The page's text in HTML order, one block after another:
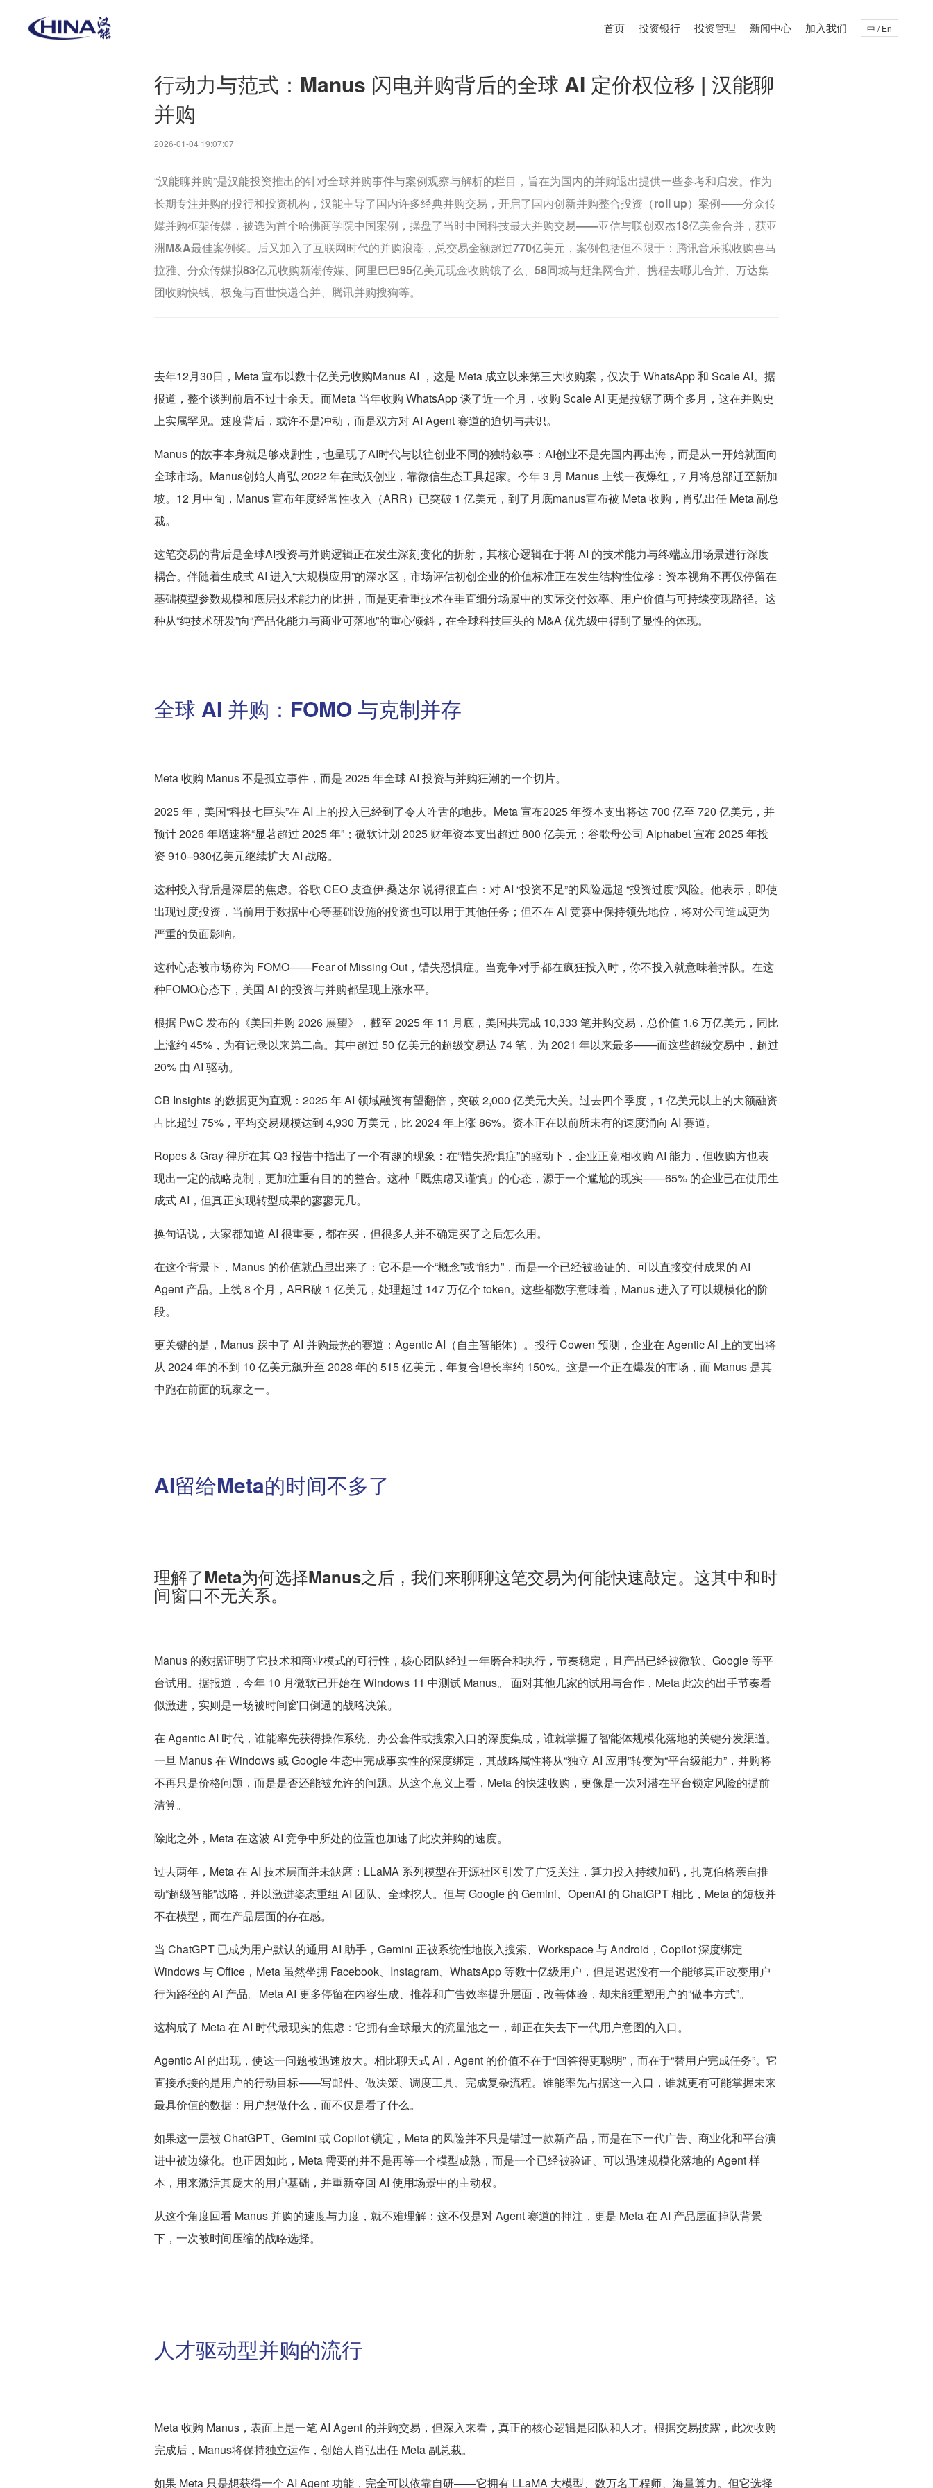
首页 投资银行 投资管理 新闻中心 加入我们 中 / En
行动力与范式：Manus 闪电并购背后的全球 AI 定价权位移 | 汉能聊
并购
2026-01-04 19:07:07
“汉能聊并购”是汉能投资推出的针对全球并购事件与案例观察与解析的栏目，旨在为国内的并购退出提供一些参考和启发。作为
长期专注并购的投行和投资机构，汉能主导了国内许多经典并购交易， 开启了国内创新并购整合投资（roll up）案例——分众传
媒并购框架传媒，被选为首个哈佛商学院中国案例，操盘了当时中国科技最大并购交易——亚信与联创双杰18亿美金合并，获亚
洲M&A最佳案例奖。后又加入了互联网时代的并购浪潮，总交易金额超过770亿美元，案例包括但不限于：腾讯音乐拟收购喜马
拉雅、分众传媒拟83亿元收购新潮传媒、阿里巴巴95亿美元现金收购饿了么、58同城与赶集网合并、携程去哪儿合并、万达集
团收购快钱、极兔与百世快递合并、腾讯并购搜狗等。
去年12月30日，Meta 宣布以数十亿美元收购Manus AI ，这是 Meta 成立以来第三大收购案，仅次于 WhatsApp 和 Scale AI。据
报道，整个谈判前后不过十余天。而Meta 当年收购 WhatsApp 谈了近一个月，收购 Scale AI 更是拉锯了两个多月，这在并购史
上实属罕见。速度背后，或许不是冲动，而是双方对 AI Agent 赛道的迫切与共识。
Manus 的故事本身就足够戏剧性，也呈现了AI时代与以往创业不同的独特叙事：AI创业不是先国内再出海，而是从一开始就面向
全球市场。Manus创始人肖弘 2022 年在武汉创业，靠微信生态工具起家。今年 3 月 Manus 上线一夜爆红，7 月将总部迁至新加
坡。12 月中旬，Manus 宣布年度经常性收入（ARR）已突破 1 亿美元，到了月底manus宣布被 Meta 收购，肖弘出任 Meta 副总
裁。
这笔交易的背后是全球AI投资与并购逻辑正在发生深刻变化的折射，其核心逻辑在于将 AI 的技术能力与终端应用场景进行深度
耦合。伴随着生成式 AI 进入“大规模应用”的深水区，市场评估初创企业的价值标准正在发生结构性位移：资本视角不再仅停留在
基础模型参数规模和底层技术能力的比拼，而是更看重技术在垂直细分场景中的实际交付效率、用户价值与可持续变现路径。这
种从“纯技术研发”向“产品化能力与商业可落地”的重心倾斜，在全球科技巨头的 M&A 优先级中得到了显性的体现。
全球 AI 并购：FOMO 与克制并存
Meta 收购 Manus 不是孤立事件，而是 2025 年全球 AI 投资与并购狂潮的一个切片。
2025 年，美国“科技七巨头”在 AI 上的投入已经到了令人咋舌的地步。Meta 宣布2025 年资本支出将达 700 亿至 720 亿美元，并
预计 2026 年增速将“显著超过 2025 年”；微软计划 2025 财年资本支出超过 800 亿美元；谷歌母公司 Alphabet 宣布 2025 年投
资 910–930亿美元继续扩大 AI 战略。
这种投入背后是深层的焦虑。谷歌 CEO 皮查伊·桑达尔 说得很直白：对 AI “投资不足”的风险远超 “投资过度”风险。他表示，即使
出现过度投资，当前用于数据中心等基础设施的投资也可以用于其他任务；但不在 AI 竞赛中保持领先地位，将对公司造成更为
严重的负面影响。
这种心态被市场称为 FOMO——Fear of Missing Out，错失恐惧症。当竞争对手都在疯狂投入时，你不投入就意味着掉队。在这
种FOMO心态下，美国 AI 的投资与并购都呈现上涨水平。
根据 PwC 发布的《美国并购 2026 展望》，截至 2025 年 11 月底，美国共完成 10,333 笔并购交易，总价值 1.6 万亿美元，同比
上涨约 45%，为有记录以来第二高。其中超过 50 亿美元的超级交易达 74 笔，为 2021 年以来最多——而这些超级交易中，超过
20% 由 AI 驱动。
CB Insights 的数据更为直观：2025 年 AI 领域融资有望翻倍，突破 2,000 亿美元大关。过去四个季度，1 亿美元以上的大额融资
占比超过 75%，平均交易规模达到 4,930 万美元，比 2024 年上涨 86%。资本正在以前所未有的速度涌向 AI 赛道。
Ropes & Gray 律所在其 Q3 报告中指出了一个有趣的现象：在“错失恐惧症”的驱动下，企业正竞相收购 AI 能力，但收购方也表
现出一定的战略克制，更加注重有目的的整合。这种「既焦虑又谨慎」的心态，源于一个尴尬的现实——65% 的企业已在使用生
成式 AI，但真正实现转型成果的寥寥无几。
换句话说，大家都知道 AI 很重要，都在买，但很多人并不确定买了之后怎么用。
在这个背景下，Manus 的价值就凸显出来了：它不是一个“概念”或“能力”，而是一个已经被验证的、可以直接交付成果的 AI
Agent 产品。上线 8 个月，ARR破 1 亿美元，处理超过 147 万亿个 token。这些都数字意味着，Manus 进入了可以规模化的阶
段。
更关键的是，Manus 踩中了 AI 并购最热的赛道：Agentic AI（自主智能体）。投行 Cowen 预测，企业在 Agentic AI 上的支出将
从 2024 年的不到 10 亿美元飙升至 2028 年的 515 亿美元，年复合增长率约 150%。这是一个正在爆发的市场，而 Manus 是其
中跑在前面的玩家之一。
AI留给Meta的时间不多了
理解了Meta为何选择Manus之后，我们来聊聊这笔交易为何能快速敲定。这其中和时
间窗口不无关系。
Manus 的数据证明了它技术和商业模式的可行性，核心团队经过一年磨合和执行，节奏稳定，且产品已经被微软、Google 等平
台试用。据报道，今年 10 月微软已开始在 Windows 11 中测试 Manus。 面对其他几家的试用与合作，Meta 此次的出手节奏看
似激进，实则是一场被时间窗口倒逼的战略决策。
在 Agentic AI 时代，谁能率先获得操作系统、办公套件或搜索入口的深度集成，谁就掌握了智能体规模化落地的关键分发渠道。
一旦 Manus 在 Windows 或 Google 生态中完成事实性的深度绑定，其战略属性将从“独立 AI 应用”转变为“平台级能力”，并购将
不再只是价格问题，而是是否还能被允许的问题。从这个意义上看，Meta 的快速收购，更像是一次对潜在平台锁定风险的提前
清算。
除此之外，Meta 在这波 AI 竞争中所处的位置也加速了此次并购的速度。
过去两年，Meta 在 AI 技术层面并未缺席：LLaMA 系列模型在开源社区引发了广泛关注，算力投入持续加码，扎克伯格亲自推
动“超级智能”战略，并以激进姿态重组 AI 团队、全球挖人。但与 Google 的 Gemini、OpenAI 的 ChatGPT 相比，Meta 的短板并
不在模型，而在产品层面的存在感。
当 ChatGPT 已成为用户默认的通用 AI 助手，Gemini 正被系统性地嵌入搜索、Workspace 与 Android，Copilot 深度绑定
Windows 与 Office，Meta 虽然坐拥 Facebook、Instagram、WhatsApp 等数十亿级用户，但是迟迟没有一个能够真正改变用户
行为路径的 AI 产品。Meta AI 更多停留在内容生成、推荐和广告效率提升层面，改善体验，却未能重塑用户的“做事方式”。
这构成了 Meta 在 AI 时代最现实的焦虑： 它拥有全球最大的流量池之一，却正在失去下一代用户意图的入口。
Agentic AI 的出现，使这一问题被迅速放大。相比聊天式 AI，Agent 的价值不在于“回答得更聪明”，而在于“替用户完成任务”。它
直接承接的是用户的行动目标——写邮件、做决策、调度工具、完成复杂流程。谁能率先占据这一入口，谁就更有可能掌握未来
最具价值的数据：用户想做什么，而不仅是看了什么。
如果这一层被 ChatGPT、Gemini 或 Copilot 锁定，Meta 的风险并不只是错过一款新产品，而是在下一代广告、商业化和平台演
进中被边缘化。也正因如此，Meta 需要的并不是再等一个模型成熟，而是一个已经被验证、可以迅速规模化落地的 Agent 样
本，用来激活其庞大的用户基础，并重新夺回 AI 使用场景中的主动权。
从这个角度回看 Manus 并购的速度与力度，就不难理解：这不仅是对 Agent 赛道的押注，更是 Meta 在 AI 产品层面掉队背景
下，一次被时间压缩的战略选择。
人才驱动型并购的流行
Meta 收购 Manus，表面上是一笔 AI Agent 的并购交易，但深入来看，真正的核心逻辑是团队和人才。根据交易披露，此次收购
完成后，Manus将保持独立运作，创始人肖弘出任 Meta 副总裁。
如果 Meta 只是想获得一个 AI Agent 功能，完全可以依靠自研——它拥有 LLaMA 大模型、数万名工程师、海量算力。但它选择